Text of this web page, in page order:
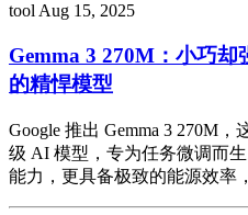
tool Aug 15, 2025
Gemma 3 270M：小巧
的精悍模型
Google 推出 Gemma 3 270M
级 AI 模型，专为任务微调而
能力，更具备极致的能源效率